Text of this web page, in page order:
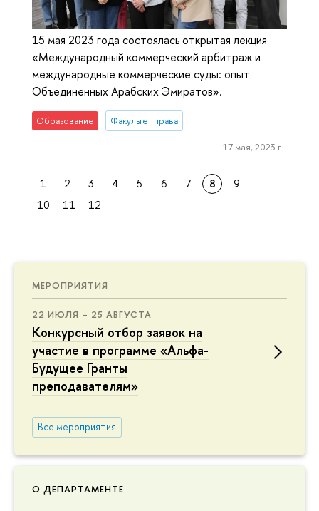
МЕРОПРИЯТИЯ
22 ИЮЛЯ – 25 АВГУСТА
Конкурсный отбор заявок на
участие в программе «Альфа-
Будущее Гранты
преподавателям»
Все мероприятия
О ДЕПАРТАМЕНТЕ
15 мая 2023 года состоялась открытая лекция
«Международный коммерческий арбитраж и
международные коммерческие суды: опыт
Объединенных Арабских Эмиратов».
Образование Факультет права
17 мая, 2023 г.
1 2 3 4 5 6 7 8
9
10
11 12